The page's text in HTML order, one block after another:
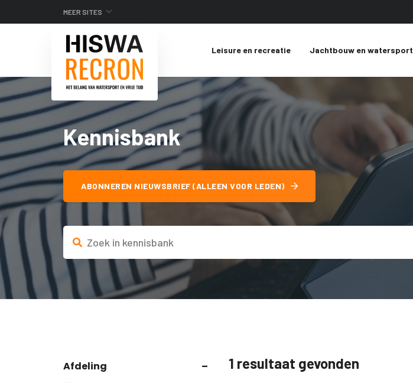
MEER SITES
Leisure en recreatie Jachtbouw en watersport
Kennisbank
ABONNEREN NIEUWSBRIEF (ALLEEN VOOR LEDEN)
Afdeling 1 resultaat gevonden